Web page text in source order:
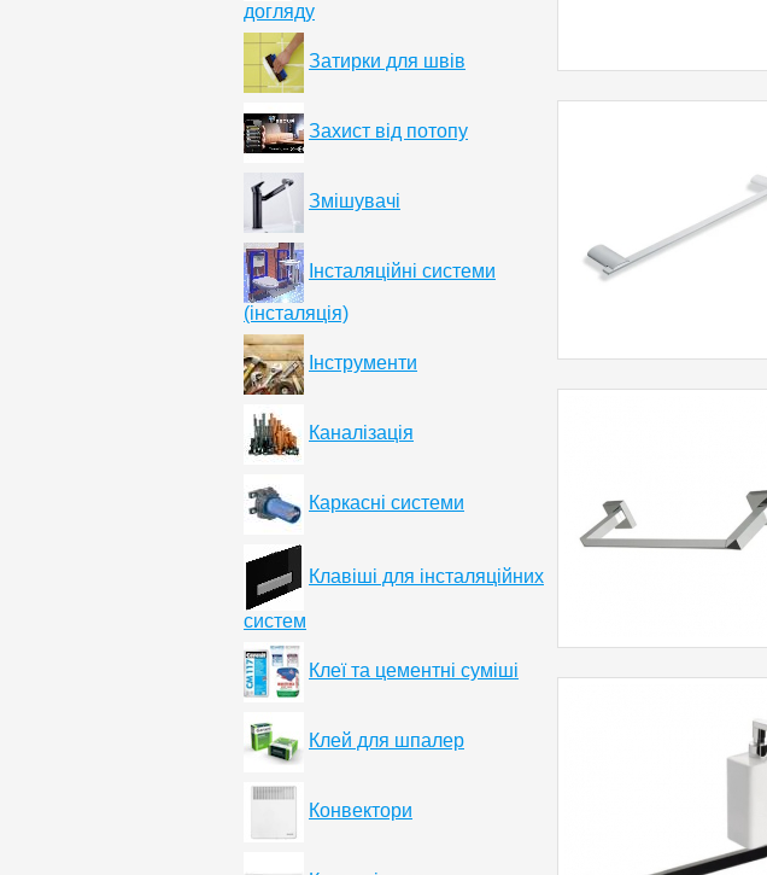
догляду
Затирки для швів
Захист від потопу
Змішувачі
Інсталяційні системи
(інсталяція)
Інструменти
Каналізація
Каркасні системи
Клавіші для інсталяційних
систем
Клеї та цементні суміші
Клей для шпалер
Конвектори